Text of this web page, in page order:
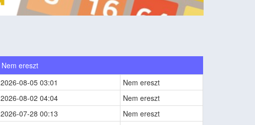
Nem ereszt
2026-08-05 03:01
Nem ereszt
2026-08-02 04:04
Nem ereszt
2026-07-28 00:13
Nem ereszt